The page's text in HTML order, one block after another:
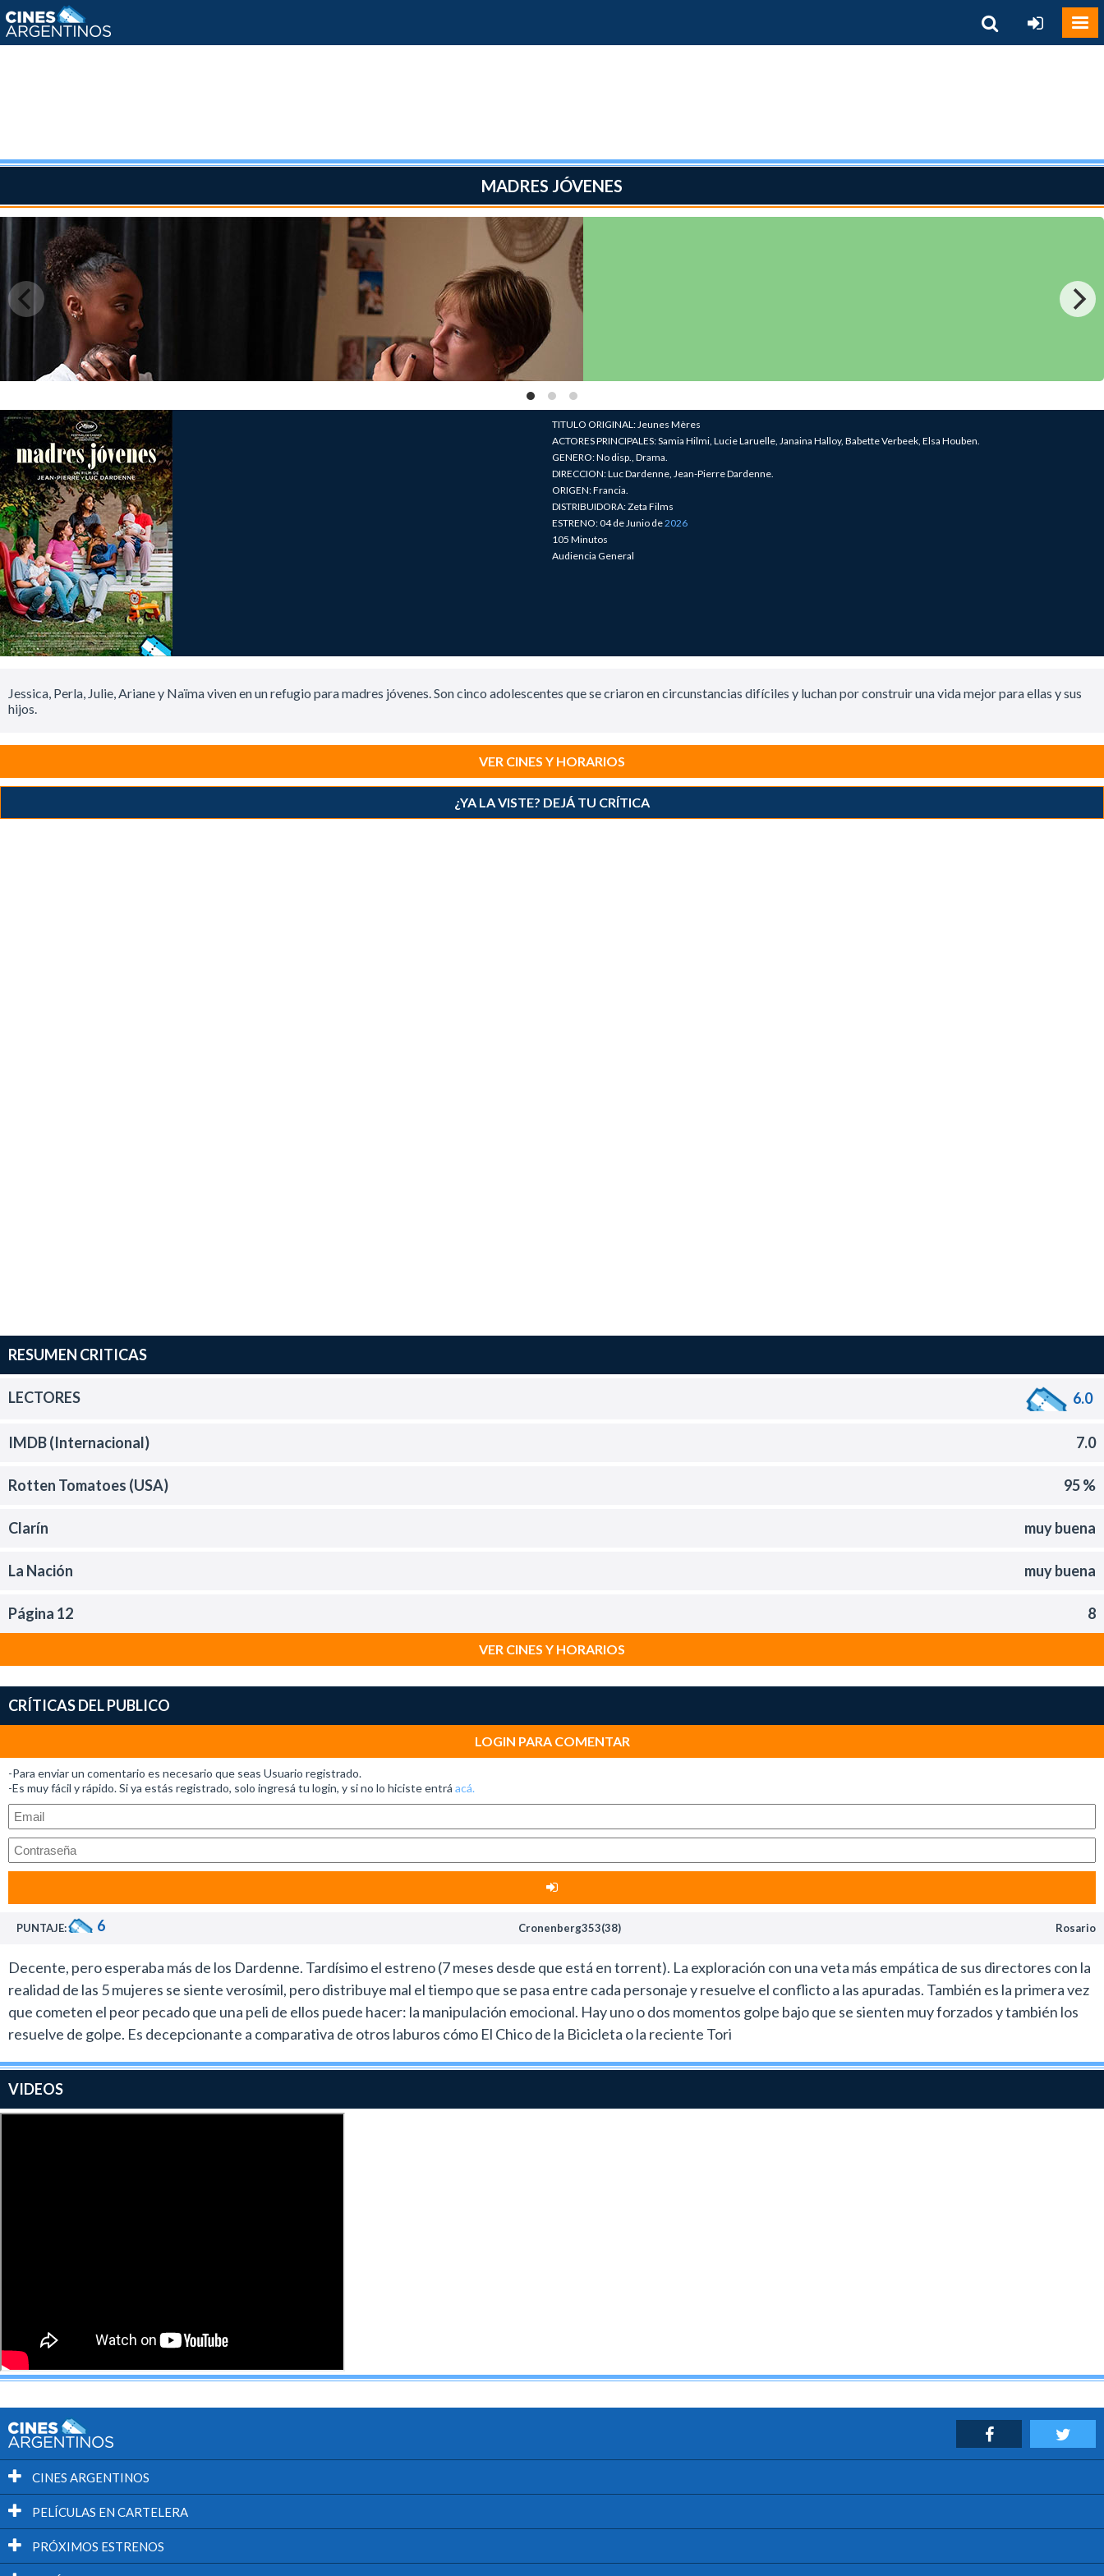
MADRES JÓVENES
TITULO ORIGINAL: Jeunes Mères
ACTORES PRINCIPALES: Samia Hilmi, Lucie Laruelle, Janaina Halloy, Babette Verbeek, Elsa Houben.
GENERO: No disp., Drama.
DIRECCION: Luc Dardenne, Jean-Pierre Dardenne.
ORIGEN: Francia.
DISTRIBUIDORA: Zeta Films
ESTRENO: 04 de Junio de2026
105 Minutos
Audiencia General
Jessica, Perla, Julie, Ariane y Naïma viven en un refugio para madres jóvenes. Son cinco adolescentes que se criaron en circunstancias difíciles y luchan por construir una vida mejor para ellas y sus
hijos.
VER CINES Y HORARIOS
¿YA LA VISTE? DEJÁ TU CRÍTICA
RESUMEN CRITICAS
LECTORES 6.0
IMDB (Internacional) 7.0
Rotten Tomatoes (USA) 95 %
Clarín muy buena
La Nación muy buena
Página 12 8
VER CINES Y HORARIOS
CRÍTICAS DEL PUBLICO
LOGIN PARA COMENTAR
-Para enviar un comentario es necesario que seas Usuario registrado.
-Es muy fácil y rápido. Si ya estás registrado, solo ingresá tu login, y si no lo hiciste entrá acá.
PUNTAJE: 6 Cronenberg353(38) Rosario
Decente, pero esperaba más de los Dardenne. Tardísimo el estreno (7 meses desde que está en torrent). La exploración con una veta más empática de sus directores con la
realidad de las 5 mujeres se siente verosímil, pero distribuye mal el tiempo que se pasa entre cada personaje y resuelve el conflicto a las apuradas. También es la primera vez
que cometen el peor pecado que una peli de ellos puede hacer: la manipulación emocional. Hay uno o dos momentos golpe bajo que se sienten muy forzados y también los
resuelve de golpe. Es decepcionante a comparativa de otros laburos cómo El Chico de la Bicicleta o la reciente Tori
VIDEOS
CINES ARGENTINOS
PELÍCULAS EN CARTELERA
PRÓXIMOS ESTRENOS